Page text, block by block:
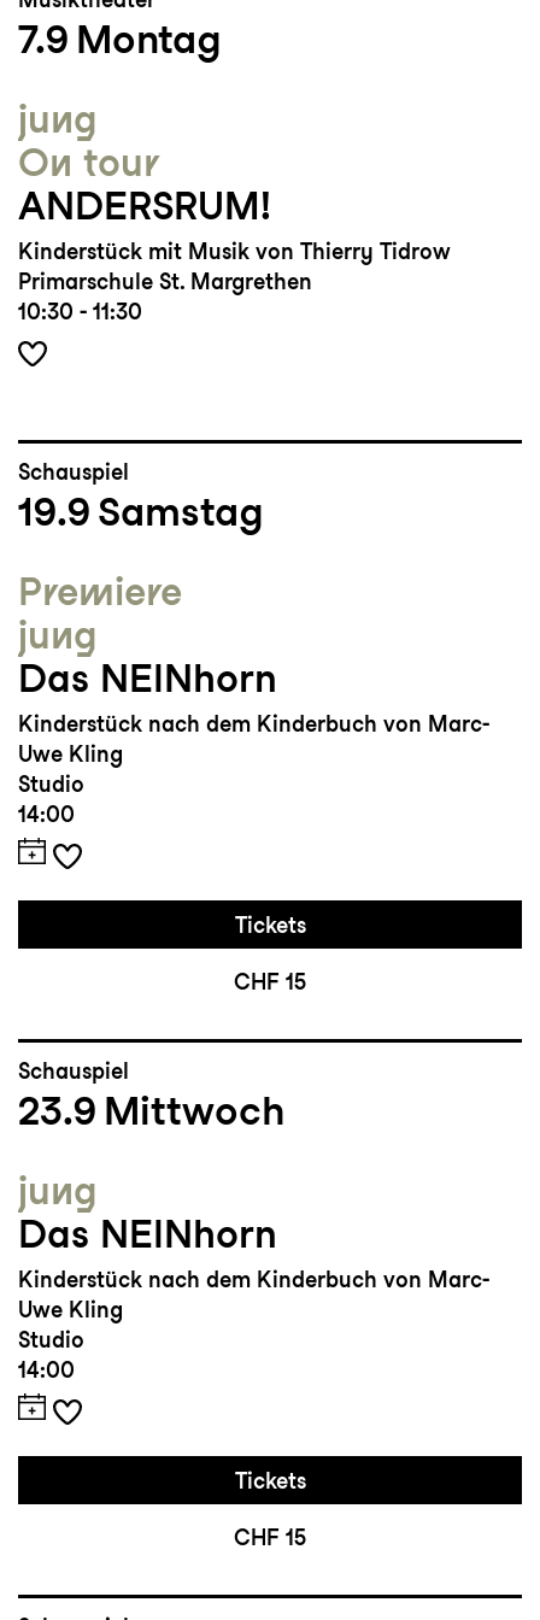
7.9 Montag
jung
On tour
ANDERSRUM!
Kinderstück mit Musik von Thierry Tidrow
Primarschule St. Margrethen
10:30 - 11:30
Schauspiel
19.9 Samstag
Premiere
jung
Das NEINhorn
Kinderstück nach dem Kinderbuch von Marc-
Uwe Kling
Studio
14:00
Tickets
CHF 15
Schauspiel
23.9 Mittwoch
jung
Das NEINhorn
Kinderstück nach dem Kinderbuch von Marc-
Uwe Kling
Studio
14:00
Tickets
CHF 15